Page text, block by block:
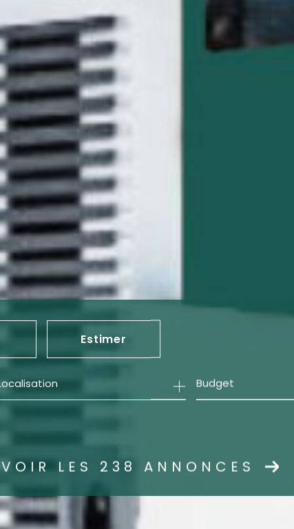
Estimer
Budget
VOIR LES 238 ANNONCES